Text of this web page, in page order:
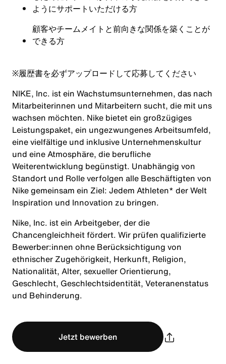
ようにサポートいただける方
顧客やチームメイトと前向きな関係を築くことが
できる方
※履歴書を必ずアップロードして応募してください
NIKE, Inc. ist ein Wachstumsunternehmen, das nach
Mitarbeiterinnen und Mitarbeitern sucht, die mit uns
wachsen möchten. Nike bietet ein großzügiges
Leistungspaket, ein ungezwungenes Arbeitsumfeld,
eine vielfältige und inklusive Unternehmenskultur
und eine Atmosphäre, die berufliche
Weiterentwicklung begünstigt. Unabhängig von
Standort und Rolle verfolgen alle Beschäftigten von
Nike gemeinsam ein Ziel: Jedem Athleten* der Welt
Inspiration und Innovation zu bringen.
Nike, Inc. ist ein Arbeitgeber, der die
Chancengleichheit fördert. Wir prüfen qualifizierte
Bewerber:innen ohne Berücksichtigung von
ethnischer Zugehörigkeit, Herkunft, Religion,
Nationalität, Alter, sexueller Orientierung,
Geschlecht, Geschlechtsidentität, Veteranenstatus
und Behinderung.
Jetzt bewerben